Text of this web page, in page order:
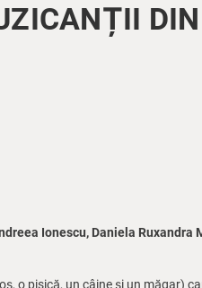
Ionescu, Daniela
o pisică, un câine și un măgar)